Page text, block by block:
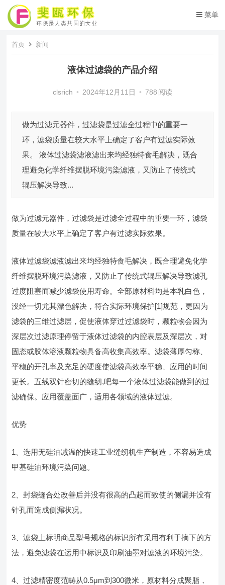
菜单
首页 新闻
液体过滤袋的产品介绍
clsrich • 2024年12月11日 • 788 阅读
做为过滤元器件，过滤袋是过滤全过程中的重要一
环，滤袋质量在较大水平上确定了客户有过滤实际效
果。 液体过滤袋滤液滤出来均经独特食毛解决，既合
理避免化学纤维摆脱环境污染滤液，又防止了传统式
辊压解决导致...
做为过滤元器件，过滤袋是过滤全过程中的重要一环，滤袋
质量在较大水平上确定了客户有过滤实际效果。
液体过滤袋滤液滤出来均经独特食毛解决，既合理避免化学
纤维摆脱环境污染滤液，又防止了传统式辊压解决导致滤孔
过度阻塞而减少滤袋使用寿命。全部原材料均是本乳白色，
没经一切尤其漂色解决，符合实际环境保护[1]规范，更因为
滤袋的三维过滤层，促使液体穿过过滤袋时，颗粒物会因为
深层次过滤原理停留于液体过滤袋的内腔表层及深层次，对
固态或胶体溶液颗粒物具备高收集高效率。滤袋薄厚匀称、
平稳的开孔率及充足的硬度使滤袋高效率平稳、应用的时间
更长。五线双针密切的缝纫,吧每一个液体过滤袋能做到的过
滤确保。应用覆盖面广，适用各领域的液体过滤。
优势
1、选用无硅油减温的快速工业缝纫机生产制造，不容易造成
甲基硅油环境污染问题。
2、封袋缝合处改善后并没有很高的凸起而致使的侧漏并没有
针孔而造成侧漏状况。
3、滤袋上标明商品型号规格的标识所有采用有利于摘下的方
法，避免滤袋在运用中标识及印刷油墨对滤液的环境污染。
4、过滤精密度范畴从0.5μm到300微米，原材料分成聚脂，